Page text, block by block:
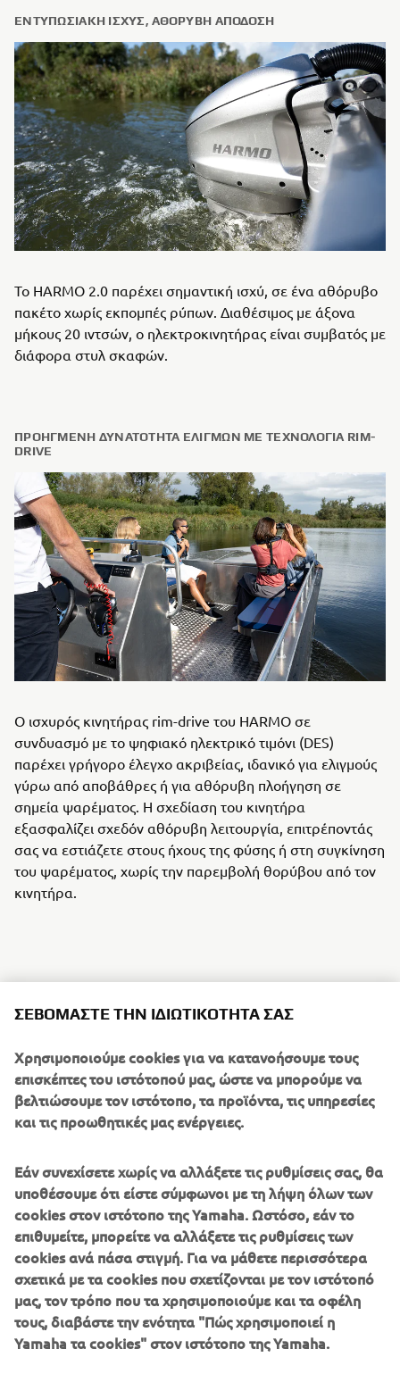
ΕΝΤΥΠΩΣΙΑΚΉ ΙΣΧΎΣ, ΑΘΌΡΥΒΗ ΑΠΌΔΟΣΗ
Το HARMO 2.0 παρέχει σημαντική ισχύ, σε ένα αθόρυβο
πακέτο χωρίς εκπομπές ρύπων. Διαθέσιμος με άξονα
μήκους 20 ιντσών, ο ηλεκτροκινητήρας είναι συμβατός με
διάφορα στυλ σκαφών.
ΠΡΟΗΓΜΈΝΗ ΔΥΝΑΤΌΤΗΤΑ ΕΛΙΓΜΏΝ ΜΕ ΤΕΧΝΟΛΟΓΊΑ RIM-
DRIVE
Ο ισχυρός κινητήρας rim-drive του HARMO σε
συνδυασμό με το ψηφιακό ηλεκτρικό τιμόνι (DES)
παρέχει γρήγορο έλεγχο ακριβείας, ιδανικό για ελιγμούς
γύρω από αποβάθρες ή για αθόρυβη πλοήγηση σε
σημεία ψαρέματος. Η σχεδίαση του κινητήρα
εξασφαλίζει σχεδόν αθόρυβη λειτουργία, επιτρέποντάς
σας να εστιάζετε στους ήχους της φύσης ή στη συγκίνηση
του ψαρέματος, χωρίς την παρεμβολή θορύβου από τον
κινητήρα.
ορόσημο στην ηλεκτρική πρόωση, παρέχοντας ένα
Yamaha με την πιο πρόσφατη βιώσιμη τεχνολογία. Η
βελτιωμένη σχεδίαση, σε συνδυασμό με τις προηγμένες
επιλογές ελέγχου και την απρόσκοπτη ενσωμάτωση Helm
Master EX®, διασφαλίζει ότι τα σκάφη μπορούν να
Η Yamaha Motor Europe παραμένει προσηλωμένη στην
υπέρβαση των ορίων της ηλεκτρικής πρόωσης στη
ναυτιλιακή βιομηχανία, προασπίζοντας καινοτομίες που
υποστηρίζουν ένα μέλλον με οικολογική συνείδηση. Με
το HARMO 2.0, η Yamaha συνεχίζει να ανοίγει το δρόμο
για βιώσιμη πλεύση, παρέχοντας στους ιδιοκτήτες
σκαφών μια υψηλής απόδοσης και φιλική προς το
περιβάλλον λύση, η οποία επαναπροσδιορίζει τις
ΣΕΒΌΜΑΣΤΕ ΤΗΝ ΙΔΙΩΤΙΚΌΤΗΤΆ ΣΑΣ
Χρησιμοποιούμε cookies για να κατανοήσουμε τους
επισκέπτες του ιστότοπού μας, ώστε να μπορούμε να
βελτιώσουμε τον ιστότοπο, τα προϊόντα, τις υπηρεσίες
και τις προωθητικές μας ενέργειες.
Εάν συνεχίσετε χωρίς να αλλάξετε τις ρυθμίσεις σας, θα
υποθέσουμε ότι είστε σύμφωνοι με τη λήψη όλων των
cookies στον ιστότοπο της Yamaha. Ωστόσο, εάν το
επιθυμείτε, μπορείτε να αλλάξετε τις ρυθμίσεις των
cookies ανά πάσα στιγμή. Για να μάθετε περισσότερα
σχετικά με τα cookies που σχετίζονται με τον ιστότοπό
μας, τον τρόπο που τα χρησιμοποιούμε και τα οφέλη
τους, διαβάστε την ενότητα "Πώς χρησιμοποιεί η
Yamaha τα cookies" στον ιστότοπο της Yamaha.